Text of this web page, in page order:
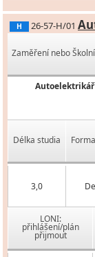
H 26-57-H/01
Zaměření nebo
Autoelektrikář
Délka studia
3,0
LONI:
přihlášení/plán
přijmout